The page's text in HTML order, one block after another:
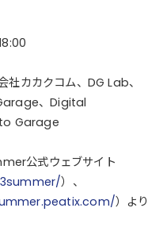
社カカクコム、DG Lab、
、Digital
Garage
公式ウェブサイト
）、
）より